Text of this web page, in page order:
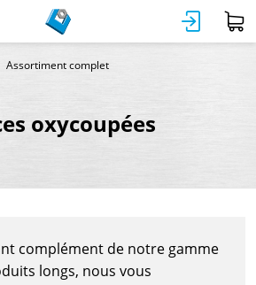
Assortiment complet
oxycoupées
complément de notre gamme
longs, nous vous